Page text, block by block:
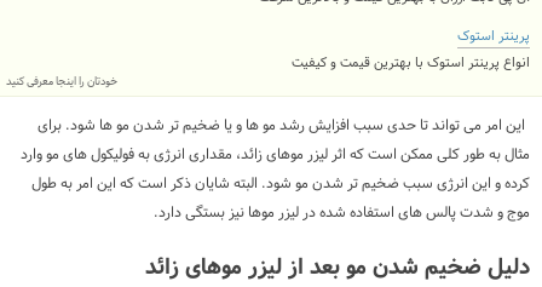
پرینتر استوک
انواع پرینتر استوک با بهترین قیمت و کیفیت
خودتان را اینجا معرفی کنید
این امر می تواند تا حدی سبب افزایش رشد مو ها و یا ضخیم تر شدن مو ها شود. برای
مثال به طور کلی ممکن است که اثر لیزر موهای زائد، مقداری انرژی به فولیکول های مو وارد
کرده و این انرژی سبب ضخیم تر شدن مو شود. البته شایان ذکر است که این امر به طول
موج و شدت پالس های استفاده شده در لیزر موها نیز بستگی دارد.
دلیل ضخیم شدن مو بعد از لیزر موهای زائد